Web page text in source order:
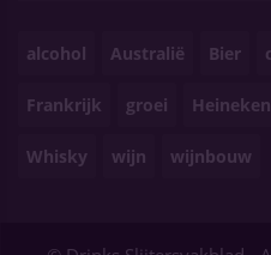
alcohol Australië Bier
Frankrijk groei Heineken
Whisky wijn wijnbouw